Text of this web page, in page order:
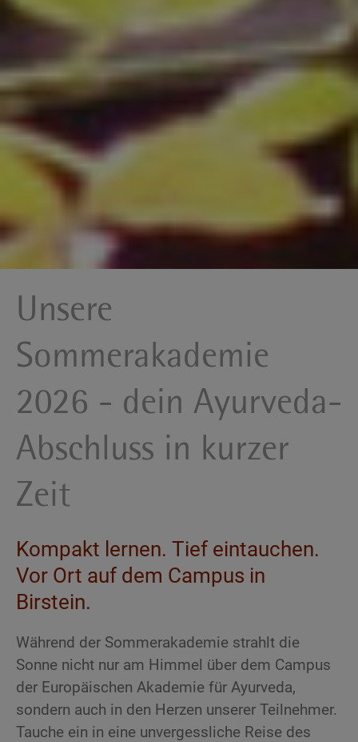
Unsere
Sommerakademie
2026 - dein Ayurveda-
Abschluss in kurzer
Zeit
Kompakt lernen. Tief eintauchen.
Vor Ort auf dem Campus in
Birstein.
Während der Sommerakademie strahlt die
Sonne nicht nur am Himmel über dem Campus
der Europäischen Akademie für Ayurveda,
sondern auch in den Herzen unserer Teilnehmer.
Tauche ein in eine unvergessliche Reise des